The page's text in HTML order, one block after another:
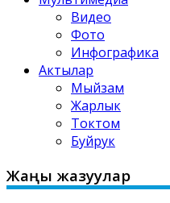
Видео
Фото
Инфографика
Актылар
Мыйзам
Жарлык
Токтом
Буйрук
Жаңы жазуулар